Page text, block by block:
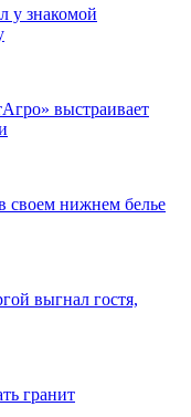
у знакомой
выстраивает
своем нижнем белье
выгнал гостя,
гранит